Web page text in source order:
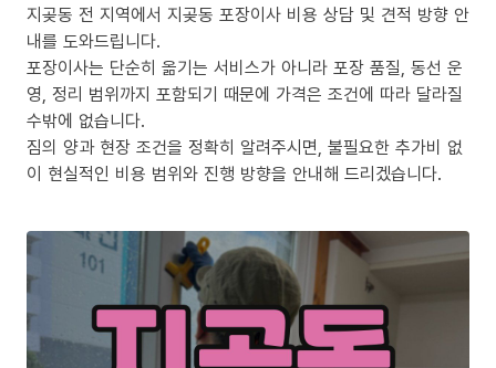
지곶동 전 지역에서 지곶동 포장이사 비용 상담 및 견적 방향 안
내를 도와드립니다.
포장이사는 단순히 옮기는 서비스가 아니라 포장 품질, 동선 운
영, 정리 범위까지 포함되기 때문에 가격은 조건에 따라 달라질
수밖에 없습니다.
짐의 양과 현장 조건을 정확히 알려주시면, 불필요한 추가비 없
이 현실적인 비용 범위와 진행 방향을 안내해 드리겠습니다.